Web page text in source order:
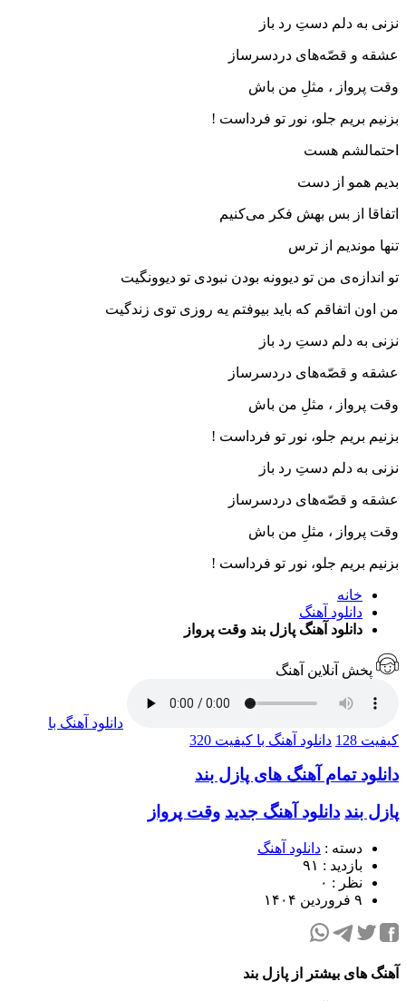
نزنی به دلم دستِ رد باز
عشقه و قصّه‌های دردسرساز
وقت پرواز ، مثلِ من باش
بزنیم بریم جلو، نور تو فرداست !
احتمالشم هست
بدیم همو از دست
اتفاقا از بس بهش فکر می‌کنیم
تنها موندیم از ترس
تو اندازه‌ی من تو‌ دیوونه بودن‌ نبودی تو‌ دیوونگیت
من اون اتفاقم که باید بیوفتم یه روزی توی زندگیت
نزنی به دلم دستِ رد باز
عشقه و قصّه‌های دردسرساز
وقت پرواز ، مثلِ من باش
بزنیم بریم جلو، نور تو فرداست !
نزنی به دلم دستِ رد باز
عشقه و قصّه‌های دردسرساز
وقت پرواز ، مثلِ من باش
بزنیم بریم جلو، نور تو فرداست !
خانه
دانلود آهنگ
دانلود آهنگ پازل بند وقت پرواز
پخش آنلاین آهنگ
دانلود آهنگ با
کیفیت 128
دانلود آهنگ با کیفیت 320
دانلود تمام آهنگ های پازل بند
پازل بند دانلود آهنگ جدید وقت پرواز
دسته : دانلود آهنگ
بازدید : ۹۱
نظر : ۰
۹ فروردین ۱۴۰۴
آهنگ های بیشتر از پازل بند